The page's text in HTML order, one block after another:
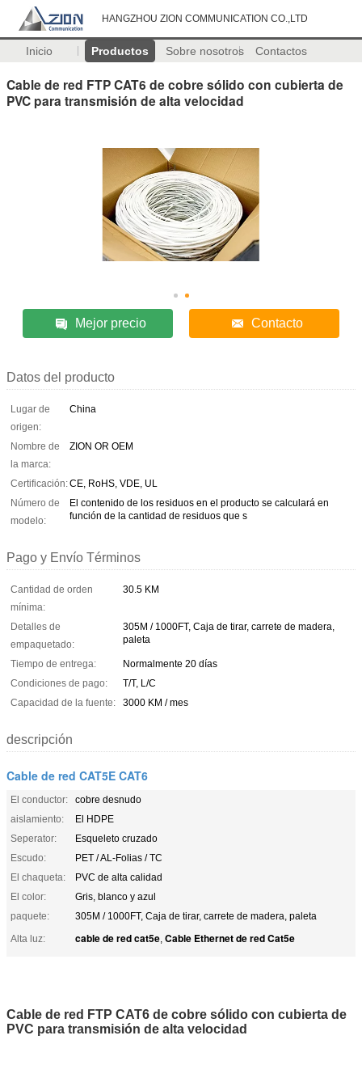
HANGZHOU ZION COMMUNICATION CO.,LTD
Inicio Productos Sobre nosotros Contactos
Cable de red FTP CAT6 de cobre sólido con cubierta de
PVC para transmisión de alta velocidad
Mejor precio Contacto
Datos del producto
Lugar de
origen:
China
Nombre de
la marca:
ZION OR OEM
Certificación:CE, RoHS, VDE, UL
Número de
modelo:
El contenido de los residuos en el producto se calculará en
función de la cantidad de residuos que s
Pago y Envío Términos
Cantidad de orden
mínima:
30.5 KM
Detalles de
empaquetado:
305M / 1000FT, Caja de tirar, carrete de madera,
paleta
Tiempo de entrega:
Normalmente 20 días
Condiciones de pago:
T/T, L/C
Capacidad de la fuente:
3000 KM / mes
descripción
Cable de red CAT5E CAT6
El conductor:
cobre desnudo
aislamiento:
El HDPE
Seperator:
Esqueleto cruzado
Escudo:
PET / AL-Folias / TC
El chaqueta:
PVC de alta calidad
El color:
Gris, blanco y azul
paquete:
305M / 1000FT, Caja de tirar, carrete de madera, paleta
Alta luz:
cable de red cat5e, Cable Ethernet de red Cat5e
Cable de red FTP CAT6 de cobre sólido con cubierta de
PVC para transmisión de alta velocidad